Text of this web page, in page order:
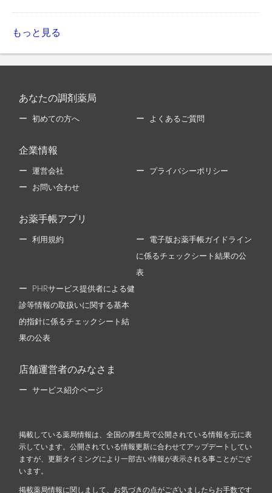
もっと見る
あなたの調剤薬局
初めての方へ よくあるご質問
企業情報
運営会社 プライバシーポリシー
お問い合わせ
お薬手帳アプリ
利用規約 電子版お薬手帳ガイドライン
に係るチェックシート結果の公
表
PHRサービス提供者による健
診等情報の取扱いに関する基本
的指針に係るチェックシート結
果の公表
店舗運営者のみなさま
サービス紹介ページ
掲載している薬局情報は、全国の厚生局で公開されている情報を元に表
示しています。公開されている情報更新に合わせてアップデートしてい
ますが、更新タイミングにより一部古い情報が表示される事ことがござ
います。
掲載薬局情報に関しまして、お気づきの点がございましたらお手数です